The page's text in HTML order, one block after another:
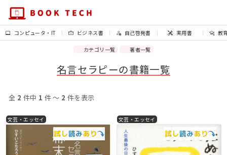
コンピュータ・IT ビジネス書 自己啓発書 実用書 教
カテゴリ一覧 著者一覧
名言セラピーの書籍一覧
全 2 件中 1 件 〜 2 件を表示
文芸・エッセイ 文芸・エッセイ